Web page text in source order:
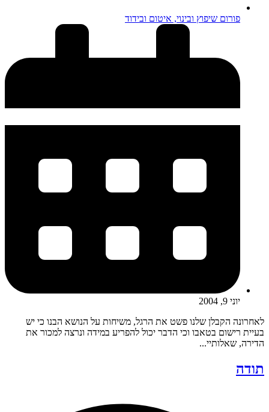
פורום שיפוץ ובינוי, איטום ובידוד
יוני 9, 2004
לאחרונה הקבלן שלנו פשט את הרגל, משיחות על הנושא הבנו כי יש
בעיית רישום בטאבו וכי הדבר יכול להפריע במידה ונרצה למכור את
הדירה, שאלותיי...
תודה